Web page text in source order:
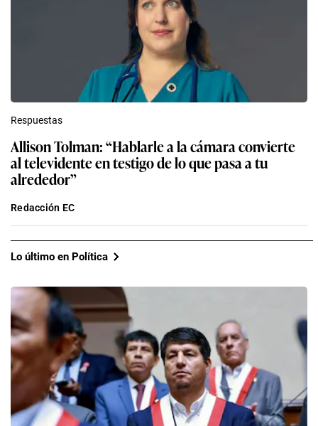
Respuestas
Allison Tolman: “Hablarle a la cámara convierte
al televidente en testigo de lo que pasa a tu
alrededor”
Redacción EC
Lo último en Política